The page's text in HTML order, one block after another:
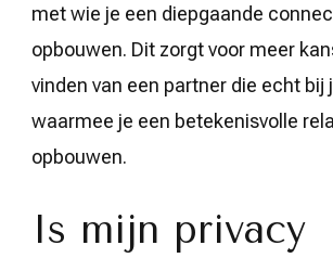
met wie je een diepgaande
opbouwen. Dit zorgt voor meer
vinden van een partner die echt bij
waarmee je een betekenisvolle
opbouwen.
Is mijn privacy